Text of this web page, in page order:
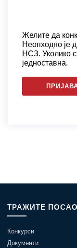
Желите да
Неопходно је
НСЗ. Уколико
једноставна.
ТРАЖИТЕ ПОСАО
Конкурси
Документи